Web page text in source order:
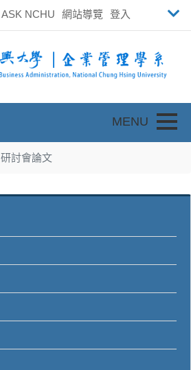
ASK NCHU 網站導覽 登入
研討會論文